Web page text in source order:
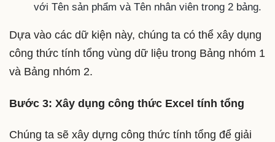
với Tên sản phẩm và Tên nhân viên trong 2 bảng.
Dựa vào các dữ kiện này, chúng ta có thể xây dụng
công thức tính tổng vùng dữ liệu trong Bảng nhóm 1
và Bảng nhóm 2.
Bước 3: Xây dụng công thức Excel tính tổng
Chúng ta sẽ xây dựng công thức tính tổng để giải